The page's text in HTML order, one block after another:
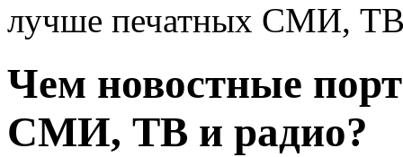
лучше печатных СМИ, ТВ
Чем новостные
СМИ, ТВ и радио?